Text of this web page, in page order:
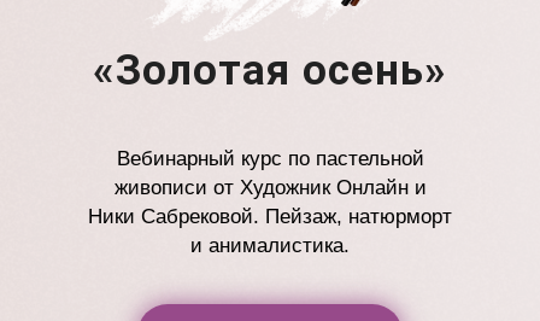
«Золотая осень»
Вебинарный курс по пастельной
живописи от Художник Онлайн и
Ники Сабрековой. Пейзаж, натюрморт
и анималистика.